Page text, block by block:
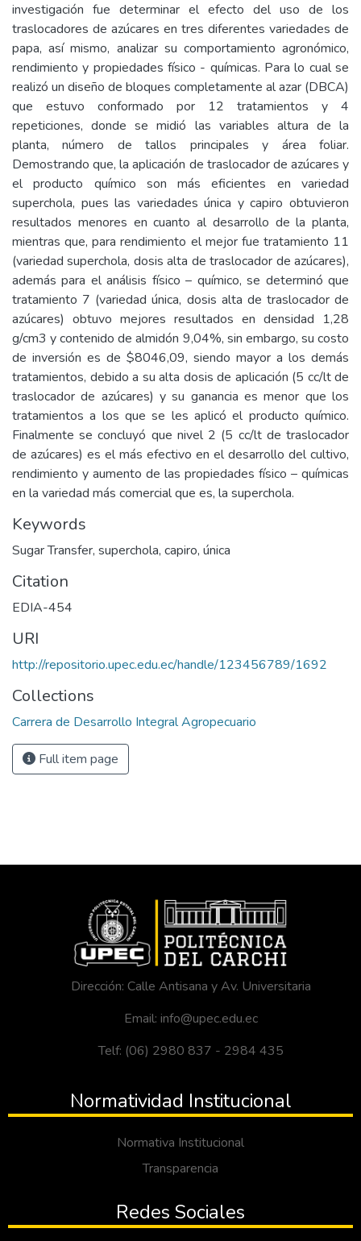
investigación fue determinar el efecto del uso de los
traslocadores de azúcares en tres diferentes variedades de
papa, así mismo, analizar su comportamiento agronómico,
rendimiento y propiedades físico - químicas. Para lo cual se
realizó un diseño de bloques completamente al azar (DBCA)
que estuvo conformado por 12 tratamientos y 4
repeticiones, donde se midió las variables altura de la
planta, número de tallos principales y área foliar.
Demostrando que, la aplicación de traslocador de azúcares y
el producto químico son más eficientes en variedad
superchola, pues las variedades única y capiro obtuvieron
resultados menores en cuanto al desarrollo de la planta,
mientras que, para rendimiento el mejor fue tratamiento 11
(variedad superchola, dosis alta de traslocador de azúcares),
además para el análisis físico – químico, se determinó que
tratamiento 7 (variedad única, dosis alta de traslocador de
azúcares) obtuvo mejores resultados en densidad 1,28
g/cm3 y contenido de almidón 9,04%, sin embargo, su costo
de inversión es de $8046,09, siendo mayor a los demás
tratamientos, debido a su alta dosis de aplicación (5 cc/lt de
traslocador de azúcares) y su ganancia es menor que los
tratamientos a los que se les aplicó el producto químico.
Finalmente se concluyó que nivel 2 (5 cc/lt de traslocador
de azúcares) es el más efectivo en el desarrollo del cultivo,
rendimiento y aumento de las propiedades físico – químicas
en la variedad más comercial que es, la superchola.
Keywords
Sugar Transfer, superchola, capiro, única
Citation
EDIA-454
URI
http://repositorio.upec.edu.ec/handle/123456789/1692
Collections
Carrera de Desarrollo Integral Agropecuario
Full item page
Dirección: Calle Antisana y Av. Universitaria
Email: info@upec.edu.ec
Telf: (06) 2980 837 - 2984 435
Normatividad Institucional
Normativa Institucional
Transparencia
Redes Sociales